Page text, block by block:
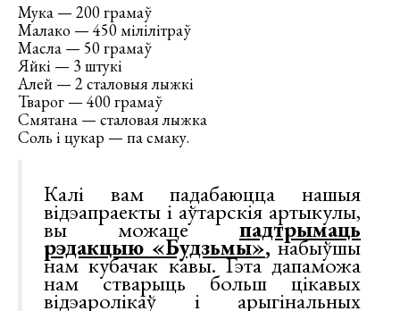
Мука — 200 грамаў
Малако — 450 мілілітраў
Масла — 50 грамаў
Яйкі — 3 штукі
Алей — 2 сталовыя лыжкі
Тварог — 400 грамаў
Смятана — сталовая лыжка
Соль і цукар — па смаку.
Калі вам падабаюцца нашыя
відэапраекты і аўтарскія артыкулы,
вы можацепадтрымаць
рэдакцыю «Будзьмы»,набыўшы
нам кубачак кавы. Гэта дапаможа
нам стварыць больш цікавых
відэаролікаў і арыгінальных